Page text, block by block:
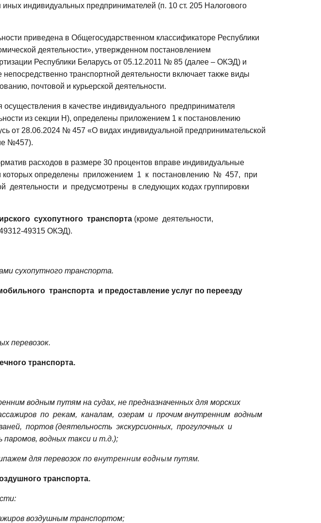
индивидуальных предпринимателей (п. 10 ст. 205 Налогового
приведена в Общегосударственном классификаторе Республики
деятельности», утвержденном постановлением
Республики Беларусь от 05.12.2011 № 85 (далее – ОКЭД) и
транспортной деятельности включает также виды
почтовой и курьерской деятельности.
в качестве индивидуального предпринимателя
из секции Н), определены приложением 1 к постановлению
от 28.06.2024 № 457 «О видах индивидуальной предпринимательской
№457).
расходов в размере 30 процентов вправе индивидуальные
которых определены приложением 1 к постановлению № 457, при
деятельности и предусмотрены в следующих кодах группировки
сухопутного транспорта (кроме деятельности,
49315 ОКЭД).
сухопутного транспорта.
транспорта и предоставление услуг по переезду
перевозок.
транспорта.
водным путям на судах, не предназначенных для морских
по рекам, каналам, озерам и прочим внутренним водным
портов (деятельность экскурсионных, прогулочных и
паромов, водных такси и т.д.);
для перевозок по внутренним водным путям.
транспорта.
воздушным транспортом;